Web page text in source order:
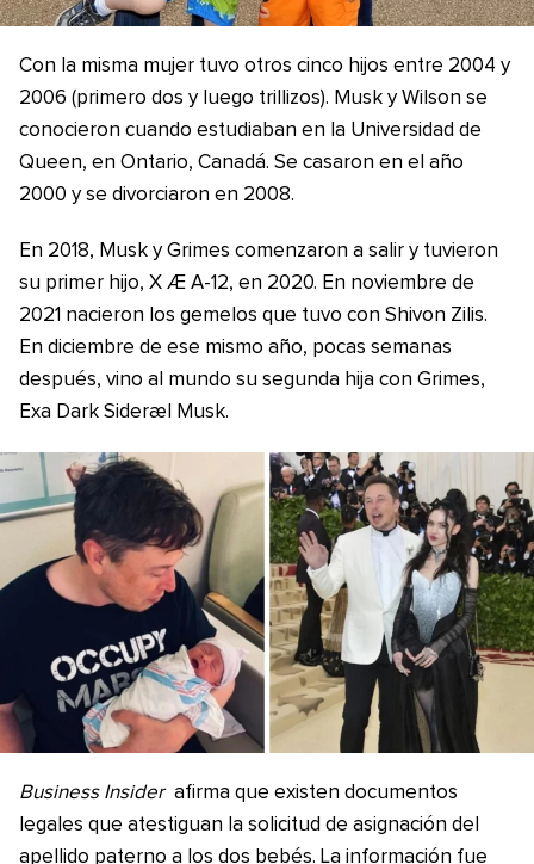
Con la misma mujer tuvo otros cinco hijos entre 2004 y
2006 (primero dos y luego trillizos). Musk y Wilson se
conocieron cuando estudiaban en la Universidad de
Queen, en Ontario, Canadá. Se casaron en el año
2000 y se divorciaron en 2008.
En 2018, Musk y Grimes comenzaron a salir y tuvieron
su primer hijo, X Æ A-12, en 2020. En noviembre de
2021 nacieron los gemelos que tuvo con Shivon Zilis.
En diciembre de ese mismo año, pocas semanas
después, vino al mundo su segunda hija con Grimes,
Exa Dark Sideræl Musk.
Business Insider afirma que existen documentos
legales que atestiguan la solicitud de asignación del
apellido paterno a los dos bebés. La información fue